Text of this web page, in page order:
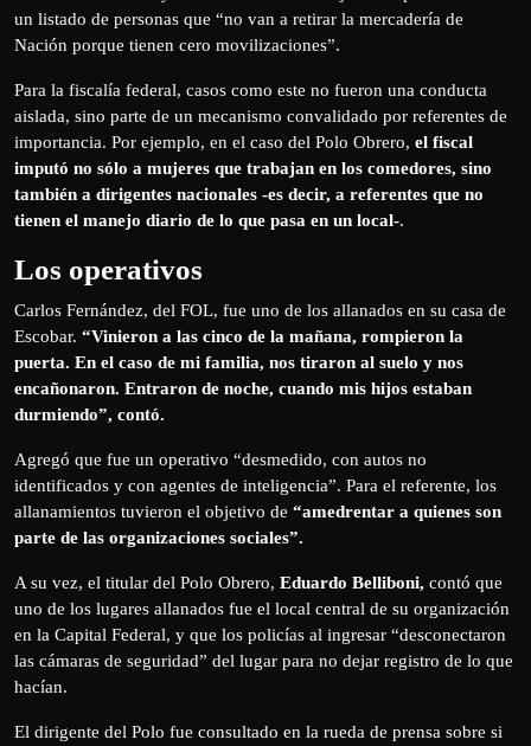
un listado de personas que “no van a retirar la mercadería de
Nación porque tienen cero movilizaciones”.
Para la fiscalía federal, casos como este no fueron una conducta
aislada, sino parte de un mecanismo convalidado por referentes de
importancia. Por ejemplo, en el caso del Polo Obrero, el fiscal
imputó no sólo a mujeres que trabajan en los comedores, sino
también a dirigentes nacionales -es decir, a referentes que no
tienen el manejo diario de lo que pasa en un local-.
Los operativos
Carlos Fernández, del FOL, fue uno de los allanados en su casa de
Escobar. “Vinieron a las cinco de la mañana, rompieron la
puerta. En el caso de mi familia, nos tiraron al suelo y nos
encañonaron. Entraron de noche, cuando mis hijos estaban
durmiendo”, contó.
Agregó que fue un operativo “desmedido, con autos no
identificados y con agentes de inteligencia”. Para el referente, los
allanamientos tuvieron el objetivo de “amedrentar a quienes son
parte de las organizaciones sociales”.
A su vez, el titular del Polo Obrero, Eduardo Belliboni, contó que
uno de los lugares allanados fue el local central de su organización
en la Capital Federal, y que los policías al ingresar “desconectaron
las cámaras de seguridad” del lugar para no dejar registro de lo que
hacían.
El dirigente del Polo fue consultado en la rueda de prensa sobre si